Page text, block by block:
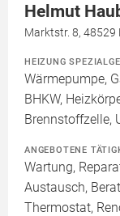
Helmut
Marktstr. 8,
HEIZUNG
Wärmepumpe,
BHKW,
Brennstoffzelle,
ANGEBOTENE
Wartung,
Austausch,
Thermostat,